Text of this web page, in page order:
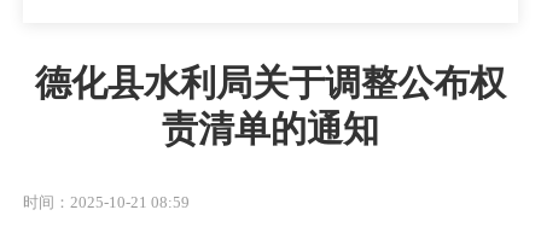
德化县水利局关于调整公布权
责清单的通知
时间：2025-10-21 08:59